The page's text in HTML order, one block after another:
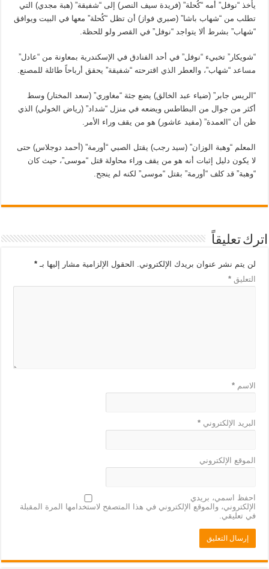
يأخذ “نوفل” أمه “كُحلة” (فريدة سيف النصر) إلى “شفيقة” (هبة مجدي) التي
تطلب من “شهاب باشا” (صبري فواز) أن تظل “كُحلة” معها في البيت ويوافق
“شهاب” بشرط ألا يتواجد “نوفل” في القصر ولو للحظة.
“شويكار” تخبيء “نوفل” في أحد الفنادق في الإسكندرية بمعاونة من “عادل”
مساعد “شهاب”، والعطر الذي اقترحته “شفيقة” يحقق أرباحاً طائلة للمصنع.
“الريس جابر” (ضياء عبد الخالق) يضع جثة “مغاوري” (سعد المختار) وسط
أكثر من جوال من البطاطس ويضعه في منزل “شداد” (رياض الخولي) الذي
ظن أن “العمدة” (مفيد عاشور) هو من يقف وراء الأمر.
المعلم “وهبة الوزان” (سيد رجب) يقتل الصبي “أورمة” (أحمد دوجلاس) حتى
لا يكون دليل إثبات أنه هو من يقف وراء محاولة قتل “موسى”، حيث كان
“وهبة” قد كلف “أورمة” بقتل “موسى” لكنه لم ينجح.
اترك تعليقاً
لن يتم نشر عنوان بريدك الإلكتروني. الحقول الإلزامية مشار إليها بـ*
التعليق*
الاسم*
البريد الإلكتروني*
الموقع الإلكتروني
احفظ اسمي، بريدي
الإلكتروني، والموقع الإلكتروني في هذا المتصفح لاستخدامها المرة المقبلة
في تعليقي.